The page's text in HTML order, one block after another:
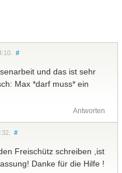
#
und das ist sehr
Max *darf muss* ein
Antworten
#
Freischütz schreiben ,ist
Danke für die Hilfe !